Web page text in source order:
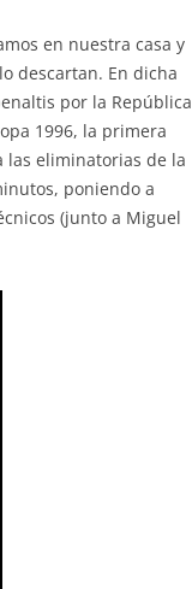
en nuestra casa y
descartan. En dicha
por la República
1996, la primera
las eliminatorias de la
poniendo a
(junto a Miguel